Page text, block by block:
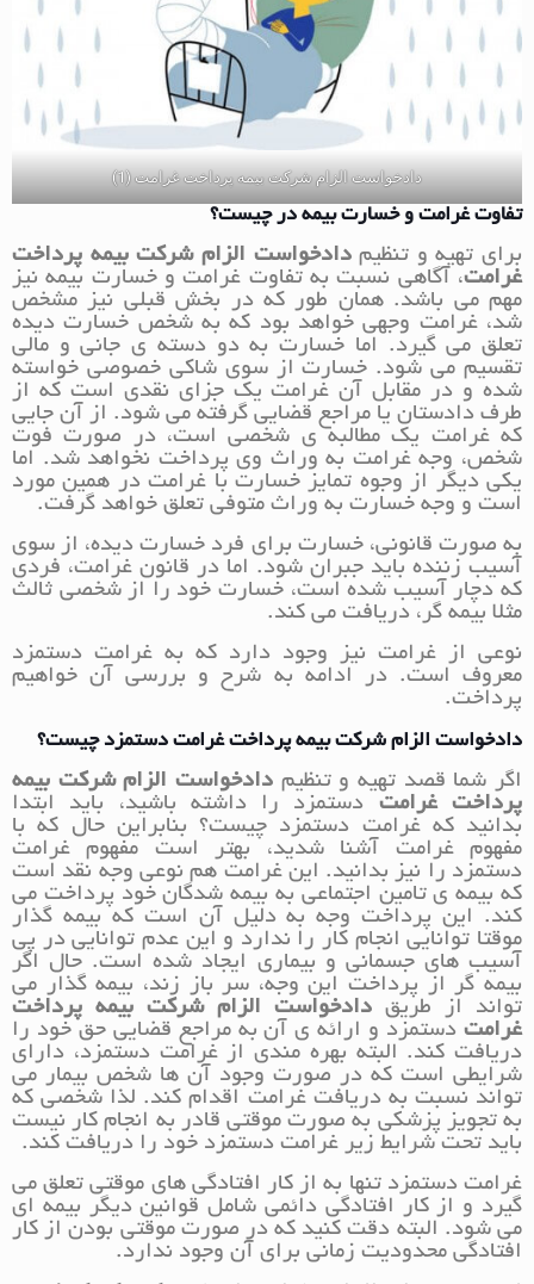
دادخواست الزام شرکت بیمه پرداخت غرامت (1)
تفاوت غرامت و خسارت بیمه در چیست؟
برای تهیه و تنظیمدادخواست الزام شرکت بیمه پرداخت
غرامت، آگاهی نسبت به تفاوت غرامت و خسارت بیمه نیز
مهم می باشد. همان طور که در بخش قبلی نیز مشخص
شد، غرامت وجهی خواهد بود که به شخص خسارت دیده
تعلق می گیرد. اما خسارت به دو دسته ی جانی و مالی
تقسیم می شود. خسارت از سوی شاکی خصوصی خواسته
شده و در مقابل آن غرامت یک جزای نقدی است که از
طرف دادستان یا مراجع قضایی گرفته می شود. از آن جایی
که غرامت یک مطالبه ی شخصی است، در صورت فوت
شخص، وجه غرامت به وراث وی پرداخت نخواهد شد. اما
یکی دیگر از وجوه تمایز خسارت با غرامت در همین مورد
است و وجه خسارت به وراث متوفی تعلق خواهد گرفت.
به صورت قانونی، خسارت برای فرد خسارت دیده، از سوی
آسیب زننده باید جبران شود. اما در قانون غرامت، فردی
که دچار آسیب شده است، خسارت خود را از شخصی ثالث
مثلا بیمه گر، دریافت می کند.
نوعی از غرامت نیز وجود دارد که به غرامت دستمزد
معروف است. در ادامه به شرح و بررسی آن خواهیم
پرداخت.
دادخواست الزام شرکت بیمه پرداخت غرامت دستمزد چیست؟
اگر شما قصد تهیه و تنظیم دادخواست الزام شرکت بیمه
پرداخت غرامت دستمزد را داشته باشید، باید ابتدا
بدانید که غرامت دستمزد چیست؟ بنابراین حال که با
مفهوم غرامت آشنا شدید، بهتر است مفهوم غرامت
دستمزد را نیز بدانید. این غرامت هم نوعی وجه نقد است
که بیمه ی تامین اجتماعی به بیمه شدگان خود پرداخت می
کند. این پرداخت وجه به دلیل آن است که بیمه گذار
موقتا توانایی انجام کار را ندارد و این عدم توانایی در پی
آسیب های جسمانی و بیماری ایجاد شده است. حال اگر
بیمه گر از پرداخت این وجه، سر باز زند، بیمه گذار می
تواند از طریق دادخواست الزام شرکت بیمه پرداخت
غرامت دستمزد و ارائه ی آن به مراجع قضایی حق خود را
دریافت کند. البته بهره مندی از غرامت دستمزد، دارای
شرایطی است که در صورت وجود آن ها شخص بیمار می
تواند نسبت به دریافت غرامت اقدام کند. لذا شخصی که
به تجویز پزشکی به صورت موقتی قادر به انجام کار نیست
باید تحت شرایط زیر غرامت دستمزد خود را دریافت کند.
غرامت دستمزد تنها به از کار افتادگی های موقتی تعلق می
گیرد و از کار افتادگی دائمی شامل قوانین دیگر بیمه ای
می شود. البته دقت کنید که در صورت موقتی بودن از کار
افتادگی محدودیت زمانی برای آن وجود ندارد.